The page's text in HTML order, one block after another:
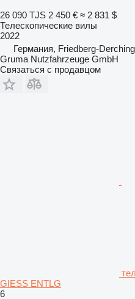
26 090 TJS 2 450 € ≈ 2 831 $
Телескопические вилы
2022
Германия, Friedberg-Derching
Gruma Nutzfahrzeuge GmbH
Связаться с продавцом
GIESS ENTLG
6